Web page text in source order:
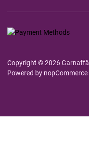
Copyright © 2026
Powered by nopCommerce